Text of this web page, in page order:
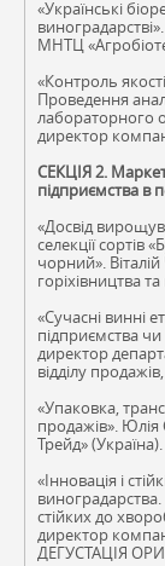
«Українські
МНТЦ
«Контроль
Проведення
лабораторного
директор
СЕКЦІЯ 2.
підприємства в
«Досвід
селекції сортів
чорний».
горіхівництва
«Сучасні винні
підприємства
директор
відділу
«Упаковка,
продажів». Юлія
Трейд» (Україна).
«Інновація і
стійких до
директор
ДЕГУСТАЦІЯ